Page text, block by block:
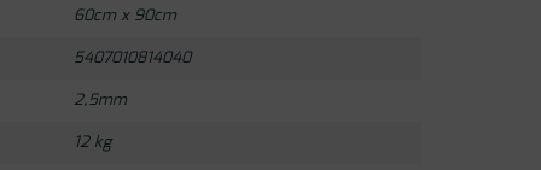
60cm x 90cm
5407010814040
2,5mm
12 kg